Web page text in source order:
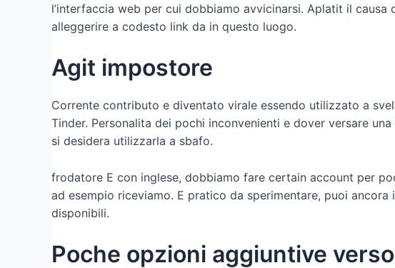
l’interfaccia web per cui dobbiamo avvicinarsi. Aplatit il
alleggerire a codesto link da in questo luogo.
Agit impostore
Corrente contributo e diventato virale essendo utilizzato a
Tinder. Personalita dei pochi inconvenienti e dover versare
si desidera utilizzarla a sbafo.
frodatore E con inglese, dobbiamo fare certain account per
ad esempio riceviamo. E pratico da sperimentare, puoi
disponibili.
Poche opzioni aggiuntive